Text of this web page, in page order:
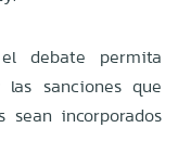
debate permita
sanciones que
sean incorporados